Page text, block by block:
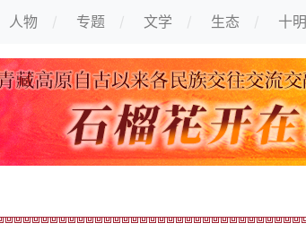
人物 专题 文学 生态 十明